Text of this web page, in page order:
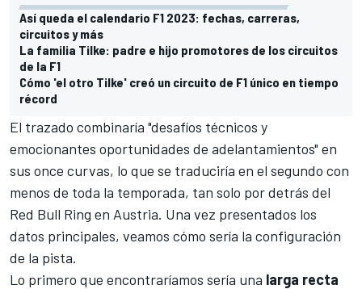
Así queda el calendario F1 2023: fechas, carreras,
circuitos y más
La familia Tilke: padre e hijo promotores de los circuitos
de la F1
Cómo 'el otro Tilke' creó un circuito de F1 único en tiempo
récord
El trazado combinaría "desafíos técnicos y
emocionantes oportunidades de adelantamientos" en
sus once curvas, lo que se traduciría en el segundo con
menos de toda la temporada, tan solo por detrás del
Red Bull Ring en Austria. Una vez presentados los
datos principales, veamos cómo sería la configuración
de la pista.
Lo primero que encontraríamos sería una larga recta